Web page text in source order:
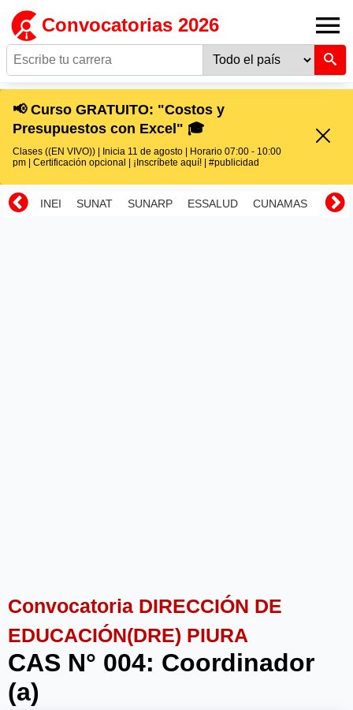
Convocatorias 2026
📢 Curso GRATUITO: "Costos y
Presupuestos con Excel" 🎓
Clases ((EN VIVO)) | Inicia 11 de agosto | Horario 07:00 - 10:00
pm | Certificación opcional | ¡Inscríbete aquí! | #publicidad
INEI SUNAT SUNARP ESSALUD CUNAMAS
Convocatoria DIRECCIÓN DE
EDUCACIÓN(DRE) PIURA
CAS N° 004: Coordinador
(a)